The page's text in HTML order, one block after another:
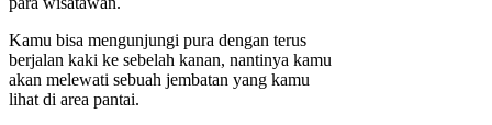
Kamu bisa mengunjungi pura dengan terus
berjalan kaki ke sebelah kanan, nantinya kamu
akan melewati sebuah jembatan yang kamu
lihat di area pantai.